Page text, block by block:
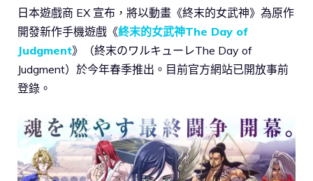
日本遊戲商 EX 宣布，將以動畫《終末的女武神》為原作
開發新作手機遊戲《終末的女武神The Day of
Judgment》（終末のワルキューレThe Day of
Judgment）於今年春季推出。目前官方網站已開放事前
登錄。